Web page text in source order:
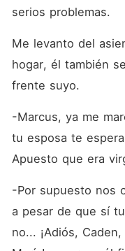
serios problemas.
Me levanto del
hogar, él también
frente suyo.
-Marcus, ya me
tu esposa te
Apuesto que era
-Por supuesto nos
a pesar de que sí
no... ¡Adiós,